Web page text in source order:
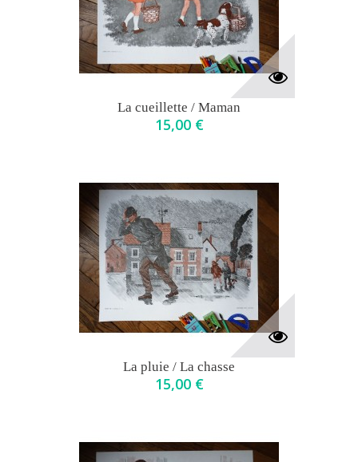
La cueillette / Maman
15,00 €
La pluie / La chasse
15,00 €